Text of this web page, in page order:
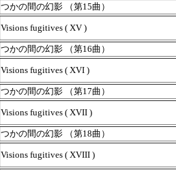
つかの間の幻影 （第15曲）
Visions fugitives ( XV )
つかの間の幻影 （第16曲）
Visions fugitives ( XVI )
つかの間の幻影 （第17曲）
Visions fugitives ( XVII )
つかの間の幻影 （第18曲）
Visions fugitives ( XVIII )